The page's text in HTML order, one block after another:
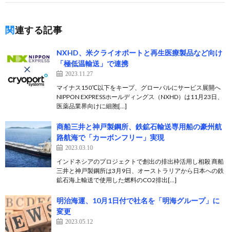
関連する記事
NXHD、米クライオポートと再生医療製品など向け
「極低温輸送」で連携
2023.11.27
マイナス150℃以下をキープ、グローバルにサービス展開へ
NIPPON EXPRESSホールディングス（NXHD）は11月23日、
医薬品業界向けに細胞[…]
商船三井と神戸製鋼所、鉄鉱石輸送専用船の豪州航
路航海で「カーボンフリー」実現
2023.03.10
インドネシアのプロジェクトで創出の排出枠活用し相殺 商船
三井と神戸製鋼所は3月9日、オーストラリアから日本への鉄
鉱石海上輸送で使用した燃料のCO2排出[…]
明治海運、10月1日付で社名を「明海グループ」に
変更
2023.05.12